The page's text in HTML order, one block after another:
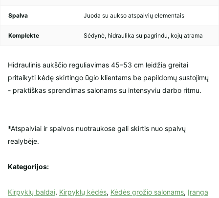
Spalva Juoda su aukso atspalvių elementais
Komplekte Sėdynė, hidraulika su pagrindu, kojų atrama
Hidraulinis aukščio reguliavimas 45–53 cm leidžia greitai
pritaikyti kėdę skirtingo ūgio klientams be papildomų sustojimų
- praktiškas sprendimas salonams su intensyviu darbo ritmu.
*Atspalviai ir spalvos nuotraukose gali skirtis nuo spalvų
realybėje.
Kategorijos:
Kirpyklų baldai, Kirpyklų kėdės, Kėdės grožio salonams, Įranga